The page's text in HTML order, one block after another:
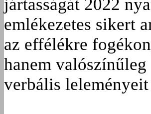
jártasságát 2022
emlékezetes sikert
az effélékre
hanem
verbális